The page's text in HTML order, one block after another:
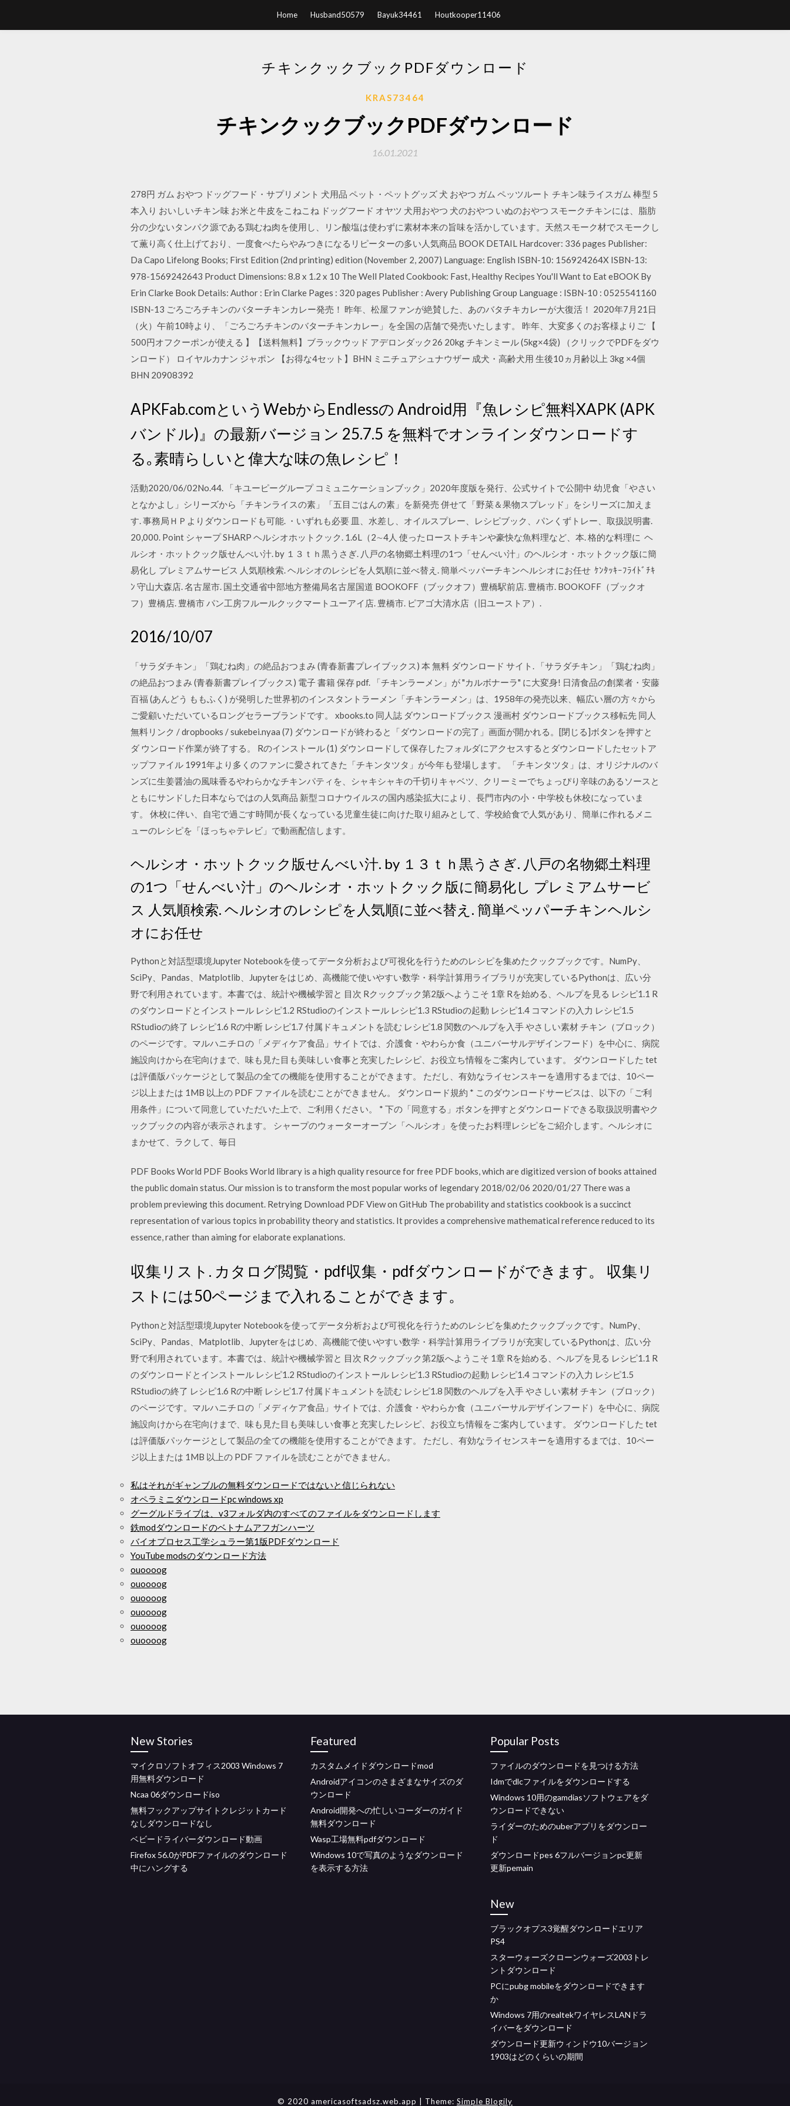
Home Husband50579 Bayuk34461 Houtkooper11406
チキンクックブックPDFダウンロード
KRAS73464
チキンクックブックPDFダウンロード
16.01.2021
278円 ガム おやつ ドッグフード・サプリメント 犬用品 ペット・ペットグッズ 犬 おやつ ガム ペッツルート チキン味ライスガム 棒型 5
本入り おいしいチキン味 お米と牛皮をこねこね ドッグフード オヤツ 犬用おやつ 犬のおやつ いぬのおやつ スモークチキンには、脂肪
分の少ないタンパク源である鶏むね肉を使用し、リン酸塩は使わずに素材本来の旨味を活かしています。天然スモーク材でスモークし
て薫り高く仕上げており、一度食べたらやみつきになるリピーターの多い人気商品 BOOK DETAIL Hardcover: 336 pages Publisher:
Da Capo Lifelong Books; First Edition (2nd printing) edition (November 2, 2007) Language: English ISBN-10: 156924264X ISBN-13:
978-1569242643 Product Dimensions: 8.8 x 1.2 x 10 The Well Plated Cookbook: Fast, Healthy Recipes You'll Want to Eat eBOOK By
Erin Clarke Book Details: Author : Erin Clarke Pages : 320 pages Publisher : Avery Publishing Group Language : ISBN-10 : 0525541160
ISBN-13 ごろごろチキンのバターチキンカレー発売！ 昨年、松屋ファンが絶賛した、あのバタチキカレーが大復活！ 2020年7月21日
（火）午前10時より、「ごろごろチキンのバターチキンカレー」を全国の店舗で発売いたします。 昨年、大変多くのお客様よりご 【
500円オフクーポンが使える 】【送料無料】ブラックウッド アデロンダック26 20kg チキンミール (5kg×4袋) （クリックでPDFをダウ
ンロード） ロイヤルカナン ジャポン 【お得な4セット】BHN ミニチュアシュナウザー 成犬・高齢犬用 生後10ヵ月齢以上 3kg ×4個
BHN 20908392
APKFab.comというWebからEndlessの Android用『魚レシピ無料XAPK (APK
バンドル)』の最新バージョン 25.7.5 を無料でオンラインダウンロードす
る｡素晴らしいと偉大な味の魚レシピ！
活動2020/06/02No.44. 「キユーピーグループ コミュニケーションブック」2020年度版を発行、公式サイトで公開中 幼児食「やさい
となかよし」シリーズから「チキンライスの素」「五目ごはんの素」を新発売 併せて「野菜＆果物スプレッド」をシリーズに加えま
す. 事務局ＨＰよりダウンロードも可能. ・いずれも必要 皿、水差し、オイルスプレー、レシピブック、パンくずトレー、取扱説明書.
20,000. Point シャープ SHARP ヘルシオホットクック. 1.6L（2∼4人 使ったローストチキンや豪快な魚料理など、本. 格的な料理に ヘ
ルシオ・ホットクック版せんべい汁. by １３ｔｈ黒うさぎ. 八戸の名物郷土料理の1つ「せんべい汁」のヘルシオ・ホットクック版に簡
易化し プレミアムサービス 人気順検索. ヘルシオのレシピを人気順に並べ替え. 簡単ペッパーチキンヘルシオにお任せ ｹﾝﾀｯｷｰﾌﾗｲﾄﾞﾁｷ
ﾝ 守山大森店. 名古屋市. 国土交通省中部地方整備局名古屋国道 BOOKOFF（ブックオフ）豊橋駅前店. 豊橋市. BOOKOFF（ブックオ
フ）豊橋店. 豊橋市 パン工房フルールクックマートユーアイ店. 豊橋市. ピアゴ大清水店（旧ユーストア）.
2016/10/07
「サラダチキン」「鶏むね肉」の絶品おつまみ (青春新書プレイブックス) 本 無料 ダウンロード サイト. 「サラダチキン」「鶏むね肉」
の絶品おつまみ (青春新書プレイブックス) 電子 書籍 保存 pdf. 「チキンラーメン」が "カルボナーラ" に大変身! 日清食品の創業者・安藤
百福 (あんどう ももふく) が発明した世界初のインスタントラーメン「チキンラーメン」は、1958年の発売以来、幅広い層の方々から
ご愛顧いただいているロングセラーブランドです。 xbooks.to 同人誌 ダウンロードブックス 漫画村 ダウンロードブックス移転先 同人
無料リンク / dropbooks / sukebei.nyaa (7) ダウンロードが終わると「ダウンロードの完了」画面が開かれる。[閉じる]ボタンを押すと
ダ ウンロード作業が終了する。 Rのインストール (1) ダウンロードして保存したフォルダにアクセスするとダウンロードしたセットア
ップファイル 1991年より多くのファンに愛されてきた「チキンタツタ」が今年も登場します。 「チキンタツタ」は、オリジナルのバ
ンズに生姜醤油の風味香るやわらかなチキンパティを、シャキシャキの千切りキャベツ、クリーミーでちょっぴり辛味のあるソースと
ともにサンドした日本ならではの人気商品 新型コロナウイルスの国内感染拡大により、長門市内の小・中学校も休校になっていま
す。 休校に伴い、自宅で過ごす時間が長くなっている児童生徒に向けた取り組みとして、学校給食で人気があり、簡単に作れるメニ
ューのレシピを「ほっちゃテレビ」で動画配信します。
ヘルシオ・ホットクック版せんべい汁. by １３ｔｈ黒うさぎ. 八戸の名物郷土料理
の1つ「せんべい汁」のヘルシオ・ホットクック版に簡易化し プレミアムサービ
ス 人気順検索. ヘルシオのレシピを人気順に並べ替え. 簡単ペッパーチキンヘルシ
オにお任せ
Pythonと対話型環境Jupyter Notebookを使ってデータ分析および可視化を行うためのレシピを集めたクックブックです。NumPy、
SciPy、Pandas、Matplotlib、Jupyterをはじめ、高機能で使いやすい数学・科学計算用ライブラリが充実しているPythonは、広い分
野で利用されています。本書では、統計や機械学習と 目次 Rクックブック第2版へようこそ 1章 Rを始める、ヘルプを見る レシピ1.1 R
のダウンロードとインストール レシピ1.2 RStudioのインストール レシピ1.3 RStudioの起動 レシピ1.4 コマンドの入力 レシピ1.5
RStudioの終了 レシピ1.6 Rの中断 レシピ1.7 付属ドキュメントを読む レシピ1.8 関数のヘルプを入手 やさしい素材 チキン（ブロック）
のページです。マルハニチロの「メディケア食品」サイトでは、介護食・やわらか食（ユニバーサルデザインフード）を中心に、病院
施設向けから在宅向けまで、味も見た目も美味しい食事と充実したレシピ、お役立ち情報をご案内しています。 ダウンロードした tet
は評価版パッケージとして製品の全ての機能を使用することができます。 ただし、有効なライセンスキーを適用するまでは、10ペー
ジ以上または 1MB 以上の PDF ファイルを読むことができません。 ダウンロード規約 * このダウンロードサービスは、以下の「ご利
用条件」について同意していただいた上で、ご利用ください。 * 下の「同意する」ボタンを押すとダウンロードできる取扱説明書やク
ックブックの内容が表示されます。 シャープのウォーターオーブン「ヘルシオ」を使ったお料理レシピをご紹介します。ヘルシオに
まかせて、ラクして、毎日
PDF Books World PDF Books World library is a high quality resource for free PDF books, which are digitized version of books attained
the public domain status. Our mission is to transform the most popular works of legendary 2018/02/06 2020/01/27 There was a
problem previewing this document. Retrying Download PDF View on GitHub The probability and statistics cookbook is a succinct
representation of various topics in probability theory and statistics. It provides a comprehensive mathematical reference reduced to its
essence, rather than aiming for elaborate explanations.
収集リスト. カタログ閲覧・pdf収集・pdfダウンロードができます。 収集リ
ストには50ページまで入れることができます。
Pythonと対話型環境Jupyter Notebookを使ってデータ分析および可視化を行うためのレシピを集めたクックブックです。NumPy、
SciPy、Pandas、Matplotlib、Jupyterをはじめ、高機能で使いやすい数学・科学計算用ライブラリが充実しているPythonは、広い分
野で利用されています。本書では、統計や機械学習と 目次 Rクックブック第2版へようこそ 1章 Rを始める、ヘルプを見る レシピ1.1 R
のダウンロードとインストール レシピ1.2 RStudioのインストール レシピ1.3 RStudioの起動 レシピ1.4 コマンドの入力 レシピ1.5
RStudioの終了 レシピ1.6 Rの中断 レシピ1.7 付属ドキュメントを読む レシピ1.8 関数のヘルプを入手 やさしい素材 チキン（ブロック）
のページです。マルハニチロの「メディケア食品」サイトでは、介護食・やわらか食（ユニバーサルデザインフード）を中心に、病院
施設向けから在宅向けまで、味も見た目も美味しい食事と充実したレシピ、お役立ち情報をご案内しています。 ダウンロードした tet
は評価版パッケージとして製品の全ての機能を使用することができます。 ただし、有効なライセンスキーを適用するまでは、10ペー
ジ以上または 1MB 以上の PDF ファイルを読むことができません。
私はそれがギャンブルの無料ダウンロードではないと信じられない
オペラミニダウンロードpc windows xp
グーグルドライブは、v3フォルダ内のすべてのファイルをダウンロードします
鉄modダウンロードのベトナムアフガンハーツ
バイオプロセス工学シュラー第1版PDFダウンロード
YouTube modsのダウンロード方法
ouoooog
ouoooog
ouoooog
ouoooog
ouoooog
ouoooog
New Stories
マイクロソフトオフィス2003 Windows 7
用無料ダウンロード
Ncaa 06ダウンロードiso
無料フックアップサイトクレジットカード
なしダウンロードなし
ベビードライバーダウンロード動画
Firefox 56.0がPDFファイルのダウンロード
中にハングする
Featured
カスタムメイドダウンロードmod
Androidアイコンのさまざまなサイズのダ
ウンロード
Android開発への忙しいコーダーのガイド
無料ダウンロード
Wasp工場無料pdfダウンロード
Windows 10で写真のようなダウンロード
を表示する方法
Popular Posts
ファイルのダウンロードを見つける方法
Idmでdlcファイルをダウンロードする
Windows 10用のgamdiasソフトウェアをダ
ウンロードできない
ライダーのためのuberアプリをダウンロー
ド
ダウンロードpes 6フルバージョンpc更新
更新pemain
New
ブラックオプス3覚醒ダウンロードエリア
PS4
スターウォーズクローンウォーズ2003トレ
ントダウンロード
PCにpubg mobileをダウンロードできます
か
Windows 7用のrealtekワイヤレスLANドラ
イバーをダウンロード
ダウンロード更新ウィンドウ10バージョン
1903はどのくらいの期間
© 2020 americasoftsadsz.web.app | Theme: Simple Blogily